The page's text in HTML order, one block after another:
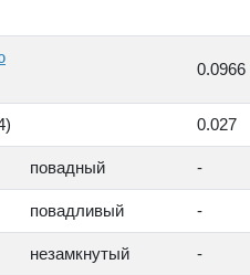
0.0966
0.027
повадный -
повадливый -
незамкнутый -